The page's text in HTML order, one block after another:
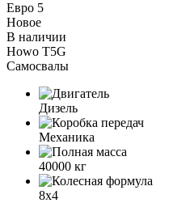
Евро 5
Новое
В наличии
Howo T5G
Самосвалы
Дизель
Механика
40000 кг
8x4